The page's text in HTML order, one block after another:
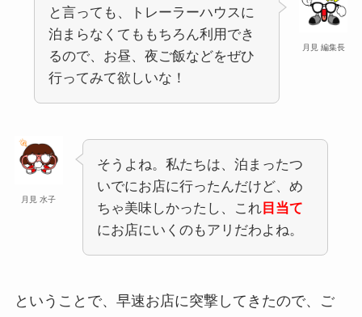
月見 編集長
と言っても、トレーラーハウスに
泊まらなくてももちろん利用でき
るので、お昼、夜ご飯などをぜひ
行ってみて欲しいな！
月見 水子
そうよね。私たちは、泊まったつ
いでにお店に行ったんだけど、め
ちゃ美味しかったし、これ目当て
にお店にいくのもアリだわよね。
ということで、早速お店に突撃してきたので、ご